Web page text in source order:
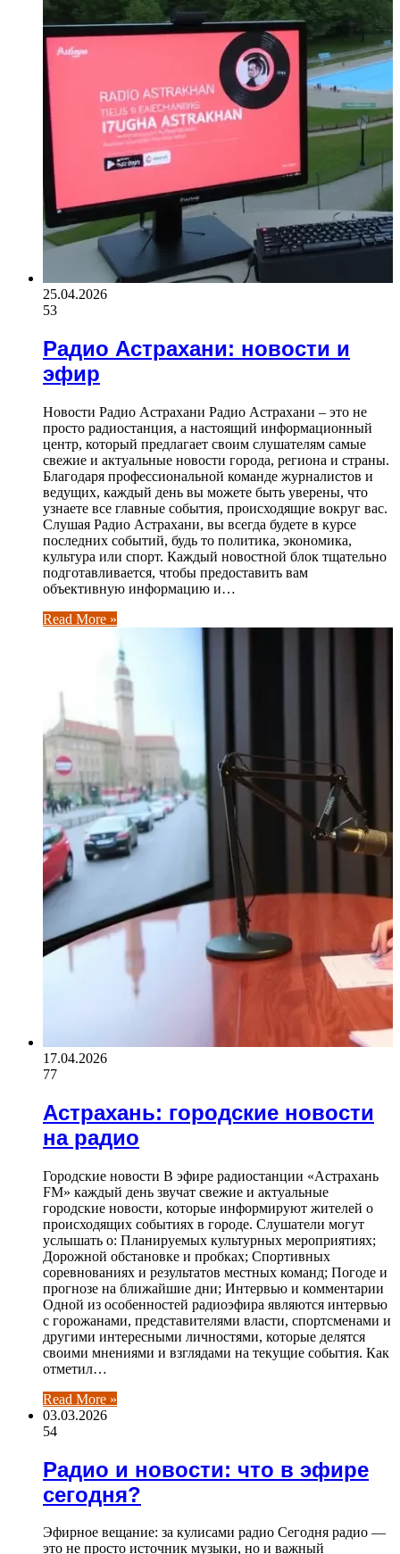
25.04.2026
53
Радио Астрахани: новости и
эфир
Новости Радио Астрахани Радио Астрахани – это не
просто радиостанция, а настоящий информационный
центр, который предлагает своим слушателям самые
свежие и актуальные новости города, региона и страны.
Благодаря профессиональной команде журналистов и
ведущих, каждый день вы можете быть уверены, что
узнаете все главные события, происходящие вокруг вас.
Слушая Радио Астрахани, вы всегда будете в курсе
последних событий, будь то политика, экономика,
культура или спорт. Каждый новостной блок тщательно
подготавливается, чтобы предоставить вам
объективную информацию и…
Read More »
17.04.2026
77
Астрахань: городские новости
на радио
Городские новости В эфире радиостанции «Астрахань
FM» каждый день звучат свежие и актуальные
городские новости, которые информируют жителей о
происходящих событиях в городе. Слушатели могут
услышать о: Планируемых культурных мероприятиях;
Дорожной обстановке и пробках; Спортивных
соревнованиях и результатов местных команд; Погоде и
прогнозе на ближайшие дни; Интервью и комментарии
Одной из особенностей радиоэфира являются интервью
с горожанами, представителями власти, спортсменами и
другими интересными личностями, которые делятся
своими мнениями и взглядами на текущие события. Как
отметил…
Read More »
03.03.2026
54
Радио и новости: что в эфире
сегодня?
Эфирное вещание: за кулисами радио Сегодня радио —
это не просто источник музыки, но и важный